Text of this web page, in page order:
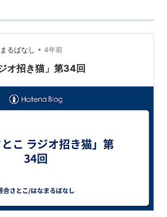
るばなし • 4年前
オ招き猫」第34回